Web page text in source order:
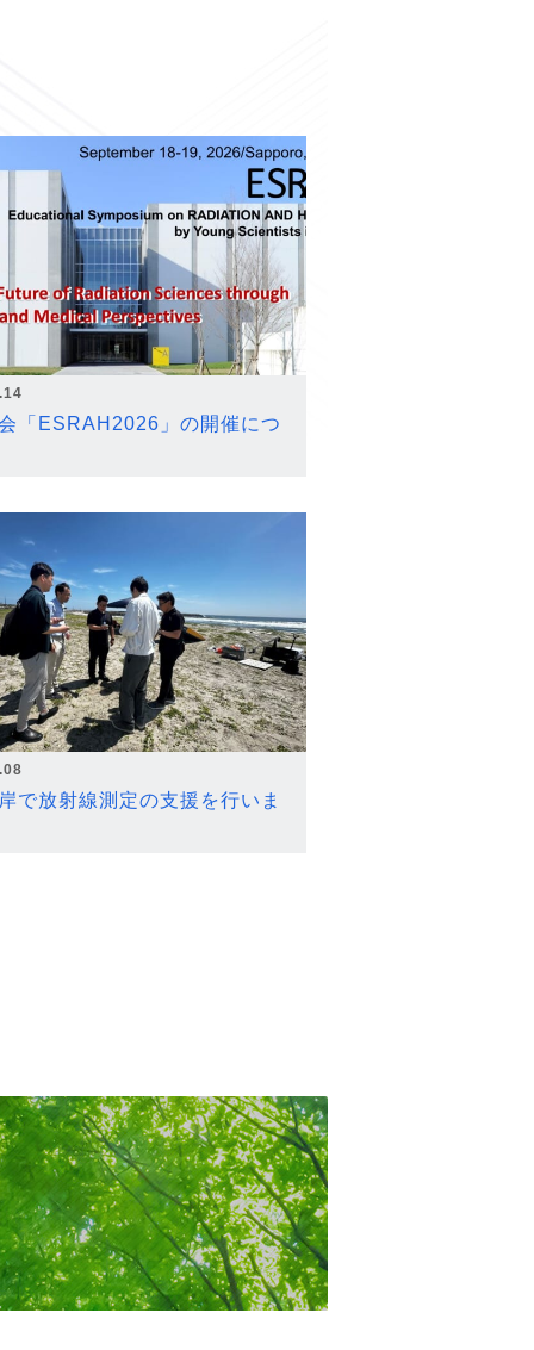
「ESRAH2026」の開催につ
で放射線測定の支援を行いま